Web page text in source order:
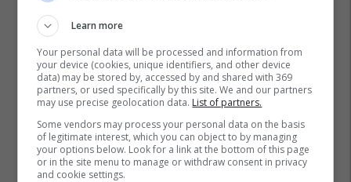
Learn more
Your personal data will be processed and information from
your device (cookies, unique identifiers, and other device
data) may be stored by, accessed by and shared with 369
partners, or used specifically by this site. We and our partners
may use precise geolocation data. List of partners.
Some vendors may process your personal data on the basis
of legitimate interest, which you can object to by managing
your options below. Look for a link at the bottom of this page
or in the site menu to manage or withdraw consent in privacy
and cookie settings.